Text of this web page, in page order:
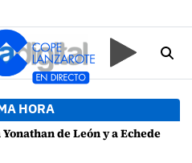
HORA
Eugenio por presuntas anomalías en contratos festivos